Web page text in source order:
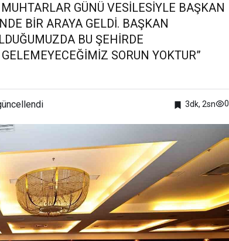
GÜNÜ VESİLESİYLE BAŞKAN
BİR ARAYA GELDİ. BAŞKAN
BU ŞEHİRDE
SORUN YOKTUR”
3dk, 2sn 0